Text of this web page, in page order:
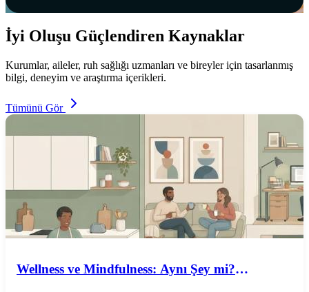
İyi Oluşu Güçlendiren Kaynaklar
Kurumlar, aileler, ruh sağlığı uzmanları ve bireyler için tasarlanmış
bilgi, deneyim ve araştırma içerikleri.
Tümünü Gör
Wellness ve Mindfulness: Aynı Şey mi?